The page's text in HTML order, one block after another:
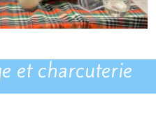
et charcuterie